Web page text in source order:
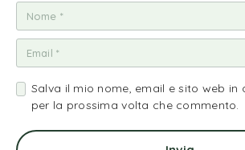
Salva il mio nome, email e sito web in
per la prossima volta che commento.